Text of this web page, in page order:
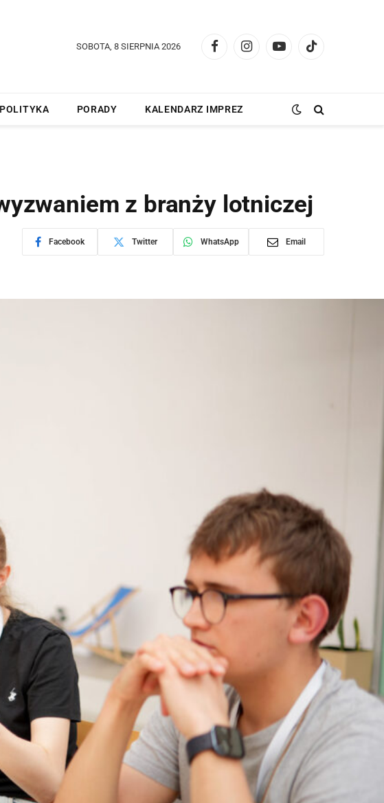
SOBOTA, 8 SIERPNIA 2026
FacebookInstagramYouTubeTikTok
POLITYKA PORADY KALENDARZ IMPREZ
z branży lotniczej
Facebook Twitter WhatsApp Email